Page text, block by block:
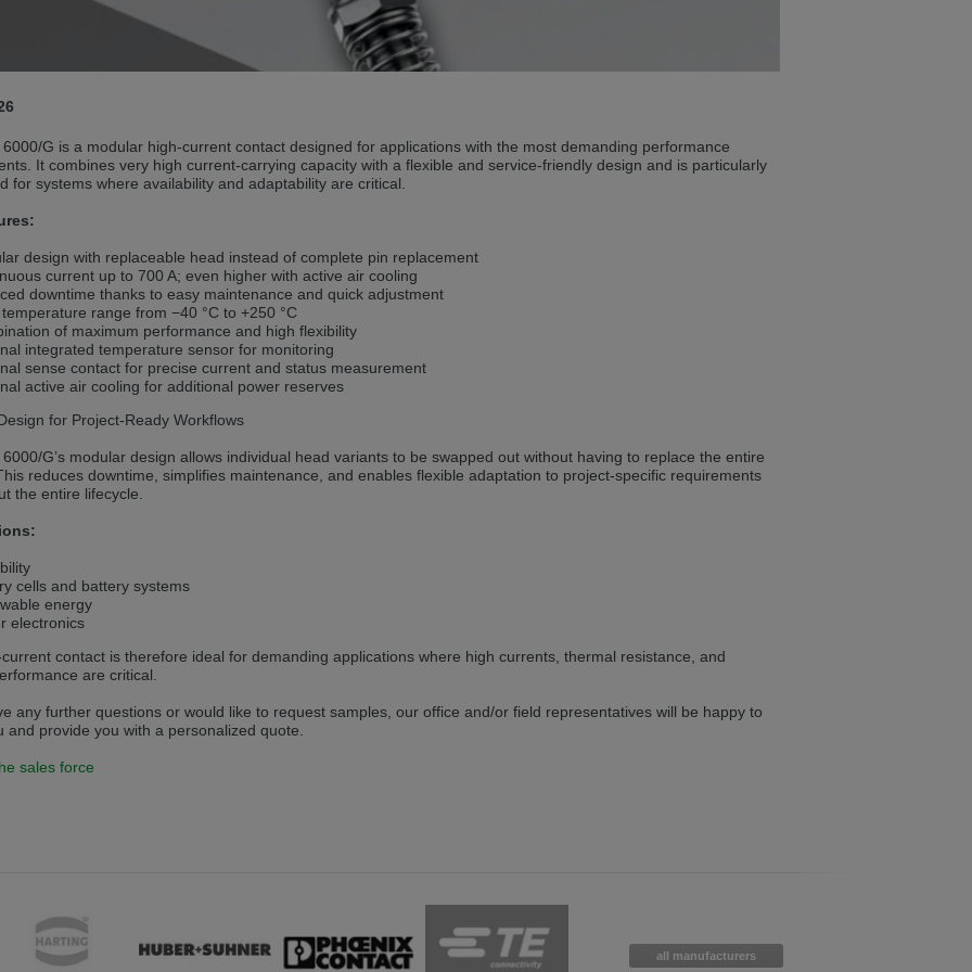
Sprache als die derzeit angezeigte bevorzugt. Diese Webseite ist auch auf Deutsch verfügbar. Möchten
version
jaký je momentálně používán. Tato stránka je k dispozici i v češtině. Chcete přepnout na českou verzi?
této verzi
je právě používaný jazyk. Tato stránka je také k dispozici v němčině. Přejete si přejít na německou verzi?
v této verzi
Sprache als die derzeit angezeigte bevorzugt. Diese Webseite ist auch auf Deutsch verfügbar. Möchten
je právě používaný jazyk. Tato stránka je k dispozici také v angličtině. Přejete si přepnout na anglickou verzi?
version
G is a modular high-current contact designed for applications with the most demanding performance
It combines very high current-carrying capacity with a flexible and service-friendly design and is particularly
for systems where availability and adaptability are critical.
design with replaceable head instead of complete pin replacement
current up to 700 A; even higher with active air cooling
downtime thanks to easy maintenance and quick adjustment
range from −40 °C to +250 °C
of maximum performance and high flexibility
integrated temperature sensor for monitoring
sense contact for precise current and status measurement
active air cooling for additional power reserves
for Project-Ready Workflows
G’s modular design allows individual head variants to be swapped out without having to replace the entire
reduces downtime, simplifies maintenance, and enables flexible adaptation to project-specific requirements
the entire lifecycle.
cells and battery systems
energy
electronics
contact is therefore ideal for demanding applications where high currents, thermal resistance, and
are critical.
any further questions or would like to request samples, our office and/or field representatives will be happy to
and provide you with a personalized quote.
sales force
all manufacturers